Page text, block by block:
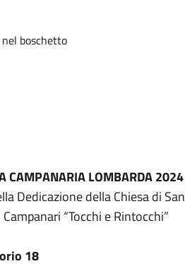
boschetto
LOMBARDA 2024
Dedicazione della Chiesa di San
“Tocchi e Rintocchi”
18